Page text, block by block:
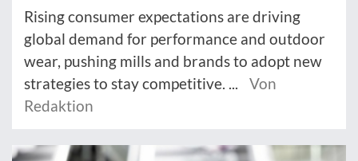
Rising consumer expectations are driving
global demand for performance and outdoor
wear, pushing mills and brands to adopt new
strategies to stay competitive. ...
Von
Redaktion